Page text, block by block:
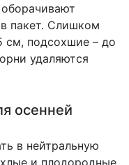
пакет. Слишком
см, подсохшие – до
удаляются
осенней
в нейтральную
и плодородные